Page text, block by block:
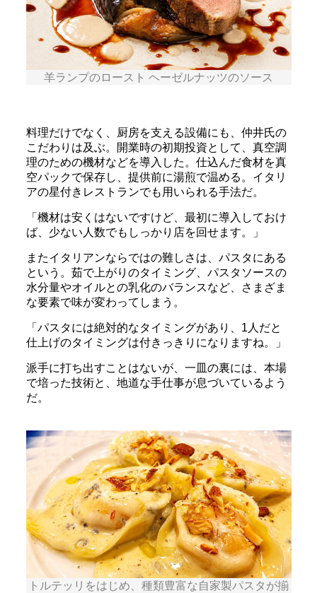
羊ランプのロースト ヘーゼルナッツのソース
料理だけでなく、厨房を支える設備にも、仲井氏の
こだわりは及ぶ。開業時の初期投資として、真空調
理のための機材などを導入した。仕込んだ食材を真
空パックで保存し、提供前に湯煎で温める。イタリ
アの星付きレストランでも用いられる手法だ。
「機材は安くはないですけど、最初に導入しておけ
ば、少ない人数でもしっかり店を回せます。」
またイタリアンならではの難しさは、パスタにある
という。茹で上がりのタイミング、パスタソースの
水分量やオイルとの乳化のバランスなど、さまざま
な要素で味が変わってしまう。
「パスタには絶対的なタイミングがあり、1人だと
仕上げのタイミングは付きっきりになりますね。」
派手に打ち出すことはないが、一皿の裏には、本場
で培った技術と、地道な手仕事が息づいているよう
だ。
トルテッリをはじめ、種類豊富な自家製パスタが揃